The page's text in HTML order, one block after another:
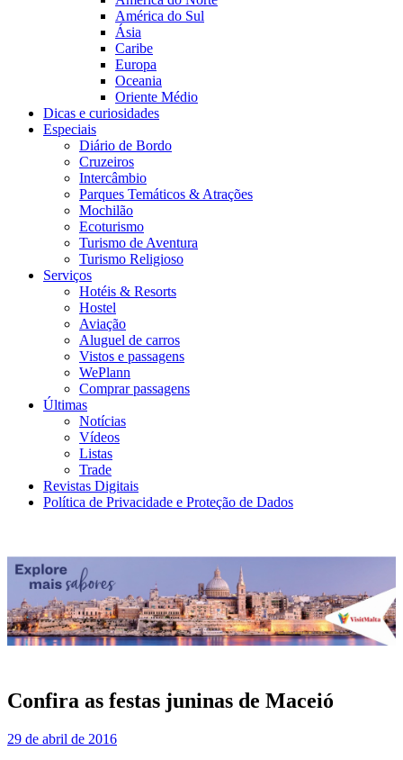
América do Sul
Ásia
Caribe
Europa
Oceania
Oriente Médio
Dicas e curiosidades
Especiais
Diário de Bordo
Cruzeiros
Intercâmbio
Parques Temáticos & Atrações
Mochilão
Ecoturismo
Turismo de Aventura
Turismo Religioso
Serviços
Hotéis & Resorts
Hostel
Aviação
Aluguel de carros
Vistos e passagens
WePlann
Comprar passagens
Últimas
Notícias
Vídeos
Listas
Trade
Revistas Digitais
Política de Privacidade e Proteção de Dados
Confira as festas juninas de Maceió
29 de abril de 2016